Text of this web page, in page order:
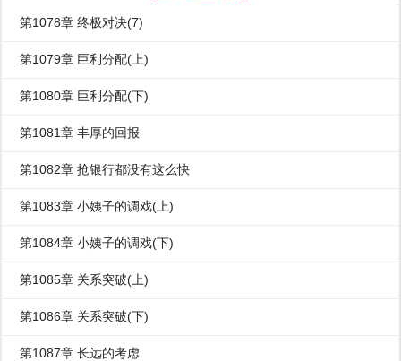
第1078章 终极对决(7)
第1079章 巨利分配(上)
第1080章 巨利分配(下)
第1081章 丰厚的回报
第1082章 抢银行都没有这么快
第1083章 小姨子的调戏(上)
第1084章 小姨子的调戏(下)
第1085章 关系突破(上)
第1086章 关系突破(下)
第1087章 长远的考虑